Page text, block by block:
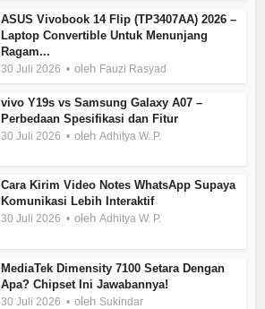
ASUS Vivobook 14 Flip (TP3407AA) 2026 –
Laptop Convertible Untuk Menunjang
Ragam...
30 Juli 2026 oleh Fauzi Rasyad
vivo Y19s vs Samsung Galaxy A07 –
Perbedaan Spesifikasi dan Fitur
30 Juli 2026 olehAdhitya W. P.
Cara Kirim Video Notes WhatsApp Supaya
Komunikasi Lebih Interaktif
30 Juli 2026 olehAdhitya W. P.
MediaTek Dimensity 7100 Setara Dengan
Apa? Chipset Ini Jawabannya!
30 Juli 2026 oleh Sukindar